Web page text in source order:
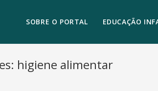
SOBRE O PORTAL EDUCAÇÃO
higiene alimentar